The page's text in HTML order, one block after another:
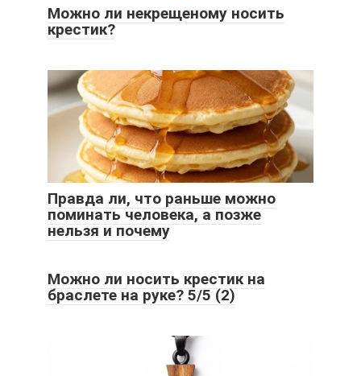
Можно ли некрещеному носить
крестик?
Правда ли, что раньше можно
поминать человека, а позже
нельзя и почему
Можно ли носить крестик на
браслете на руке? 5/5 (2)